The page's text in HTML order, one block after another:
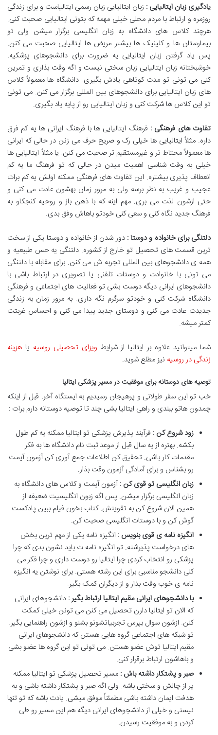
یادگیری زبان ایتالیایی : زبان ایتالیایی زبان رسمی ایتالیاست و برای زندگی
روزمره و ارتباط با مردم محلی خیلی مهمه که بتونی ایتالیایی صحبت کنی.
هرچند کلاس های دانشگاه به زبان انگلیسی برگزار میشن ولی تو
بیمارستان ها و کلینیک ها بیشتر مریض ها ایتالیایی صحبت می کنن.
پس یاد گرفتن زبان ایتالیایی یه ضرورت برای دانشجوهای پزشکیه.
خوشبختانه زبان ایتالیایی زبان سختی نیست و اگه وقت بذاری و تمرین
کنی می تونی تو مدت کوتاهی یادش بگیری. دانشگاه ها معمولاً کلاس
های زبان ایتالیایی برای دانشجوهای بین المللی برگزار می کنن. می تونی
تو این کلاس ها شرکت کنی و زبان ایتالیایی رو از پایه یاد بگیری.
تفاوت های فرهنگی : فرهنگ ایتالیایی ها با فرهنگ ایرانی ها یه کم فرق
داره. مثلاً ایتالیایی ها خیلی رک و صریح حرف می زنن در حالی که ایرانی
ها معمولاً محتاط تر و غیرمستقیم تر صحبت می کنن. یا مثلاً ایتالیایی ها
خیلی به وقت شناسی اهمیت میدن در حالی که تو فرهنگ ما یه کم
انعطاف پذیری بیشتره. این تفاوت های فرهنگی ممکنه اولش یه کم برات
عجیب و غریب به نظر برسه ولی به مرور زمان بهشون عادت می کنی و
حتی ازشون لذت می بری. مهم اینه که با ذهن باز و روحیه کنجکاو به
فرهنگ جدید نگاه کنی و سعی کنی خودتو باهاش وفق بدی.
دلتنگی برای خانواده و دوستا :دور شدن از خانواده و دوستا یکی از سخت
ترین قسمت های تحصیل تو خارج از کشوره. دلتنگی یه حس طبیعیه و
همه ی دانشجوهای بین المللی تجربه ش می کنن. برای مقابله با دلتنگی
می تونی با خانوادت و دوستات تلفنی یا تصویری در ارتباط باشی با
دانشجوهای ایرانی دیگه دوست بشی تو فعالیت های اجتماعی و فرهنگی
دانشگاه شرکت کنی و خودتو سرگرم نگه داری. به مرور زمان به زندگی
جدیدت عادت می کنی و دوستای جدید پیدا می کنی و احساس غربتت
کمتر میشه.
شما میتوانید علاوه بر ایتالیا از شرایط ویزای تحصیلی روسیه یا هزینه
زندگی در روسیه نیز مطلع شوید.
توصیه های دوستانه برای موفقیت در مسیر پزشکی ایتالیا
خب تو این سفر طولانی و پرهیجان رسیدیم به ایستگاه آخر. قبل از اینکه
چمدون هاتو ببندی و راهی ایتالیا بشی چند تا توصیه دوستانه دارم برات :
زود شروع کن : فرآیند پذیرش پزشکی تو ایتالیا ممکنه یه کم طول
بکشه. بهتره از یه سال قبل از موعد ثبت نام دانشگاه ها به فکر
مقدمات کار باشی. تحقیق کن اطلاعات جمع آوری کن آزمون آیمت
رو بشناس و برای آمادگی آزمون وقت بذار.
زبان انگلیسی تو قوی کن :آزمون آیمت و کلاس های دانشگاه به
زبان انگلیسی برگزار میشن. پس اگه زبون انگلیسیت ضعیفه از
همین الان شروع کن به تقویتش. کتاب بخون فیلم ببین پادکست
گوش کن و با دوستات انگلیسی صحبت کن.
انگیزه نامه ی قوی بنویس : انگیزه نامه یکی از مهم ترین بخش
های درخواست پذیرشته. تو انگیزه نامه ت باید نشون بدی که چرا
پزشکی رو انتخاب کردی چرا ایتالیا رو دوست داری و چرا فکر می
کنی دانشجو مناسبی برای این رشته هستی. برای نوشتن یه انگیزه
نامه ی خوب وقت بذار و از دیگران کمک بگیر.
با دانشجوهای ایرانی مقیم ایتالیا ارتباط بگیر : دانشجوهای ایرانی
که الان تو ایتالیا دارن تحصیل می کنن می تونن خیلی کمکت
کنن. ازشون سوال بپرس تجربیاتشونو بشنو و ازشون راهنمایی بگیر.
تو شبکه های اجتماعی گروه هایی هستن که دانشجوهای ایرانی
مقیم ایتالیا توش عضو هستن. می تونی تو این گروه ها عضو بشی
و باهاشون ارتباط برقرار کنی.
صبر و پشتکار داشته باش : مسیر تحصیل پزشکی تو ایتالیا ممکنه
پر از چالش و سختی باشه. ولی اگه صبر و پشتکار داشته باشی و به
هدفت ایمان داشته باشی مطمئناً موفق میشی. یادت باشه که تو تنها
نیستی و خیلی از دانشجوهای ایرانی دیگه هم این مسیر رو طی
کردن و به موفقیت رسیدن.